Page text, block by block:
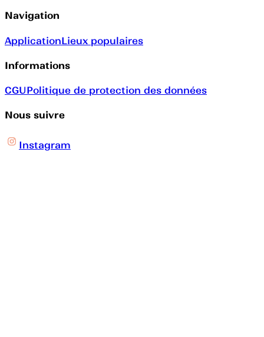
Navigation
ApplicationLieux populaires
Informations
CGUPolitique de protection des données
Nous suivre
Instagram